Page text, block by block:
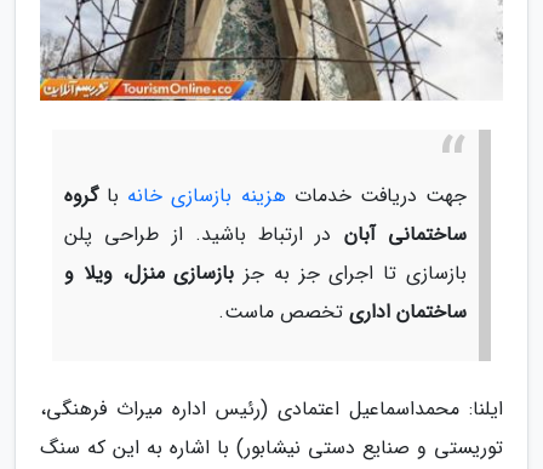
جهت دریافت خدمات هزینه بازسازی خانه باگروه
ساختمانی آبان در ارتباط باشید. از طراحی پلن
بازسازی تا اجرای جز به جز بازسازی منزل، ویلا و
ساختمان اداری تخصص ماست.
ایلنا: محمداسماعیل اعتمادی (رئیس اداره میراث فرهنگی،
توریستی و صنایع دستی نیشابور) با اشاره به این که سنگ